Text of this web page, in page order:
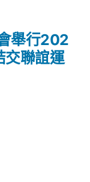
舉行202
交聯誼運